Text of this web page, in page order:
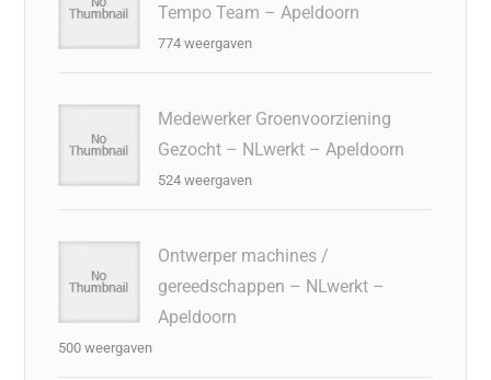
Tempo Team – Apeldoorn
774 weergaven
Medewerker Groenvoorziening
Gezocht – NLwerkt – Apeldoorn
524 weergaven
Ontwerper machines /
gereedschappen – NLwerkt –
Apeldoorn
500 weergaven